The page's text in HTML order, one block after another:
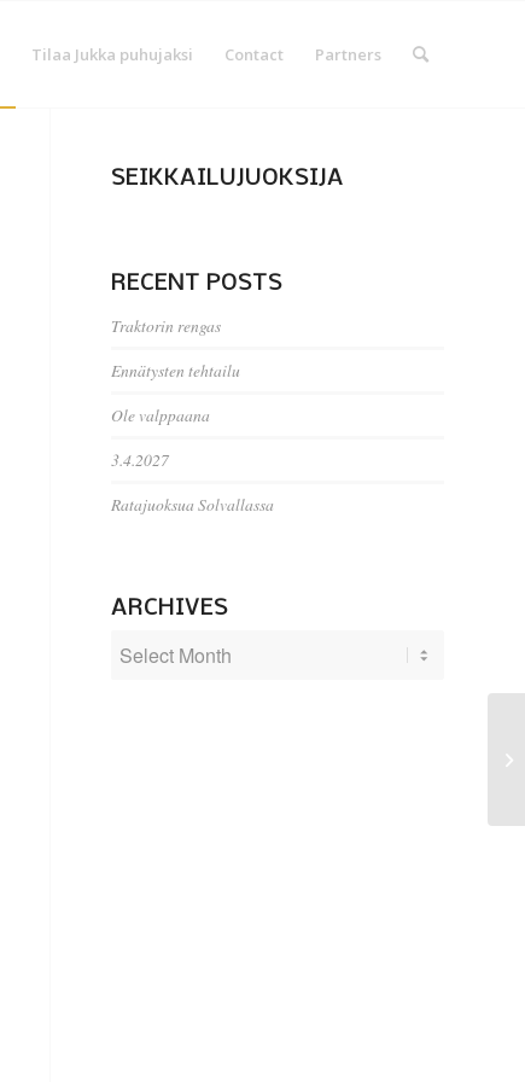
Tilaa Jukka puhujaksi Contact Partners
SEIKKAILUJUOKSIJA
RECENT POSTS
Traktorin rengas
Ennätysten tehtailu
Ole valppaana
3.4.2027
Ratajuoksua Solvallassa
ARCHIVES